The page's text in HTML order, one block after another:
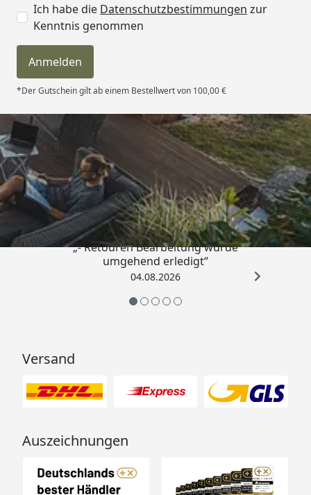
Ich habe die Datenschutzbestimmungen zur
Kenntnis genommen
Anmelden
*Der Gutschein gilt ab einem Bestellwert von 100,00 €
Trusted Shops
4,81/ 5
„- Retouren Bearbeitung wurde
umgehend erledigt“
04.08.2026
Versand
Auszeichnungen